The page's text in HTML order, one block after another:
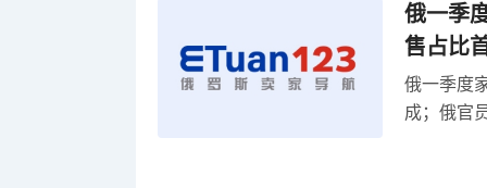
俄一季
售占比
俄一季度
成；俄官